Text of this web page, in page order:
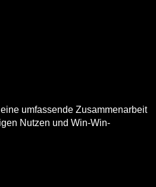
umfassende Zusammenarbeit
Nutzen und Win-Win-